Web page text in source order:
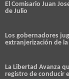
El Comisario Juan
de Julio
Los gobernadores
extranjerización de
La Libertad Avanza
registro de conducir